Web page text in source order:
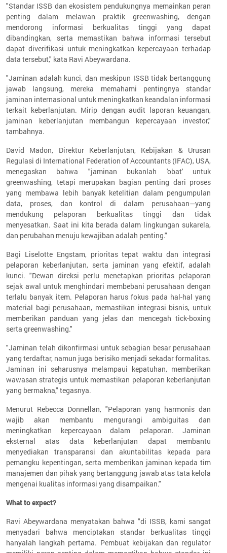
"Standar ISSB dan ekosistem pendukungnya memainkan peran
penting dalam melawan praktik greenwashing, dengan
mendorong informasi berkualitas tinggi yang dapat
dibandingkan, serta memastikan bahwa informasi tersebut
dapat diverifikasi untuk meningkatkan kepercayaan terhadap
data tersebut," kata Ravi Abeywardana.
"Jaminan adalah kunci, dan meskipun ISSB tidak bertanggung
jawab langsung, mereka memahami pentingnya standar
jaminan internasional untuk meningkatkan keandalan informasi
terkait keberlanjutan. Mirip dengan audit laporan keuangan,
jaminan keberlanjutan membangun kepercayaan investor,"
tambahnya.
David Madon, Direktur Keberlanjutan, Kebijakan & Urusan
Regulasi di International Federation of Accountants (IFAC), USA,
menegaskan bahwa "jaminan bukanlah 'obat' untuk
greenwashing, tetapi merupakan bagian penting dari proses
yang membawa lebih banyak ketelitian dalam pengumpulan
data, proses, dan kontrol di dalam perusahaan—yang
mendukung pelaporan berkualitas tinggi dan tidak
menyesatkan. Saat ini kita berada dalam lingkungan sukarela,
dan perubahan menuju kewajiban adalah penting."
Bagi Liselotte Engstam, prioritas tepat waktu dan integrasi
pelaporan keberlanjutan, serta jaminan yang efektif, adalah
kunci. "Dewan direksi perlu menetapkan prioritas pelaporan
sejak awal untuk menghindari membebani perusahaan dengan
terlalu banyak item. Pelaporan harus fokus pada hal-hal yang
material bagi perusahaan, memastikan integrasi bisnis, untuk
memberikan panduan yang jelas dan mencegah tick-boxing
serta greenwashing."
"Jaminan telah dikonfirmasi untuk sebagian besar perusahaan
yang terdaftar, namun juga berisiko menjadi sekadar formalitas.
Jaminan ini seharusnya melampaui kepatuhan, memberikan
wawasan strategis untuk memastikan pelaporan keberlanjutan
yang bermakna," tegasnya.
Menurut Rebecca Donnellan, "Pelaporan yang harmonis dan
wajib akan membantu mengurangi ambiguitas dan
meningkatkan kepercayaan dalam pelaporan. Jaminan
eksternal atas data keberlanjutan dapat membantu
menyediakan transparansi dan akuntabilitas kepada para
pemangku kepentingan, serta memberikan jaminan kepada tim
manajemen dan pihak yang bertanggung jawab atas tata kelola
mengenai kualitas informasi yang disampaikan."
What to expect?
Ravi Abeywardana menyatakan bahwa "di ISSB, kami sangat
menyadari bahwa menciptakan standar berkualitas tinggi
hanyalah langkah pertama. Pembuat kebijakan dan regulator